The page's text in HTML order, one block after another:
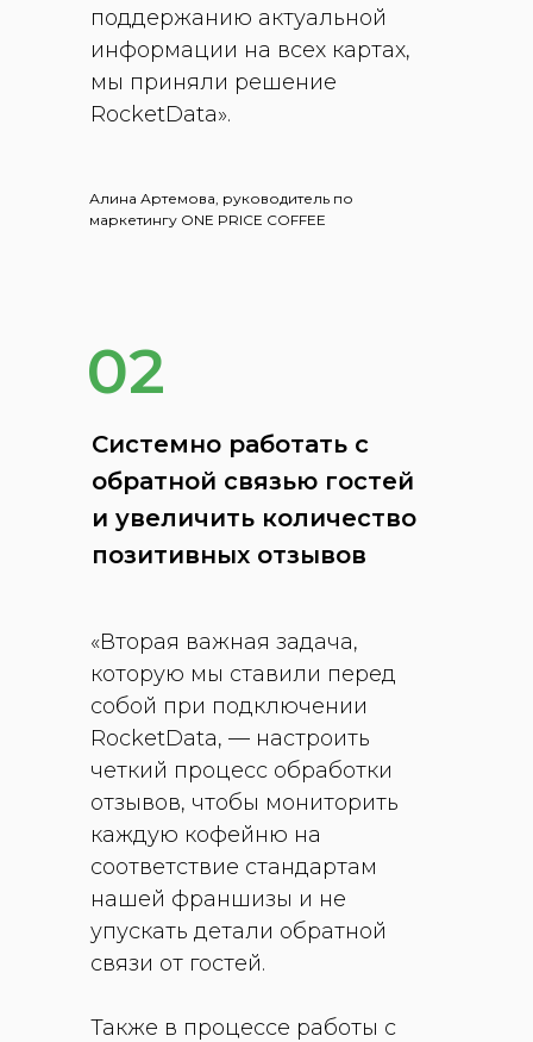
поддержанию актуальной
информации на всех картах,
мы приняли решение
RocketData».
Алина Артемова, руководитель по
маркетингу ONE PRICE COFFEE
«Вторая важная задача,
которую мы ставили перед
собой при подключении
RocketData, — настроить
четкий процесс обработки
отзывов, чтобы мониторить
каждую кофейню на
соответствие стандартам
нашей франшизы и не
упускать детали обратной
связи от гостей.
Также в процессе работы с
Системно работать с
обратной связью гостей
и увеличить количество
позитивных отзывов
02